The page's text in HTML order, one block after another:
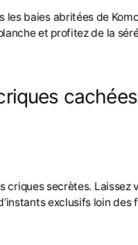
baies abritées de
et profitez de la
criques secrètes.
exclusifs loin des